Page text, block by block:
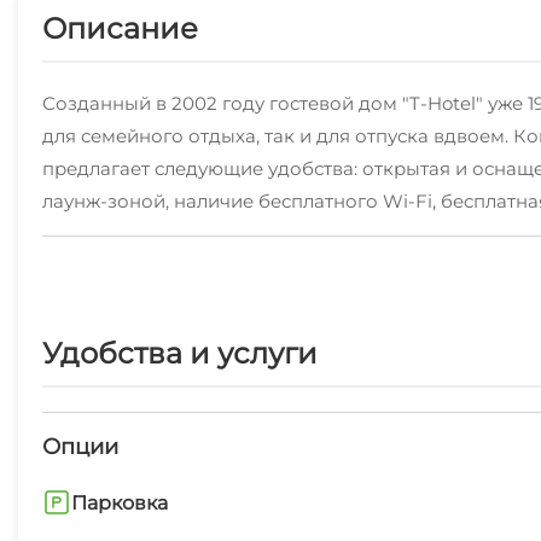
Описание
Созданный в 2002 году гостевой дом "T-Hotel" уже
для семейного отдыха, так и для отпуска вдвоем.
предлагает следующие удобства: открытая и
лаунж-зоной, наличие бесплатного Wi-Fi,
сменой постельного белья проходит раз в пять
забудьте предупредить: день, время, поезд,
Возможно раннее бронирование любого номера.За
номерах: бесплатный Wi-Fi на всей территории
вокзале: за дополнительную плату.Встреча в
Удобства и услуги
Опции
Парковка